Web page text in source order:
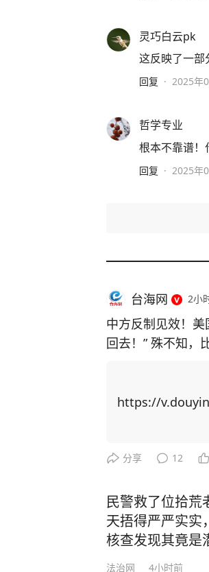
灵巧白云pk
这反映了一部
回复 · 2025年
哲学专业
根本不靠谱！
回复 · 2025年
台海网 2小
中方反制见效！
回去！” 殊不知，
博弈找筹码，居然把矛头指
更加激发中国的爆发力！ 举例，CNN主持人曾询问科技禁令是
方面全速前进。” 面对美国芯片封锁，中国3年实现半导体设备国产化率从12%跃至3
5%；稀土加工产
路”合作、RCEP贸易
压：中国无人机
https://
分享 12
民警救了位拾荒
天捂得严严实实
核查发现其竟是
法治网 4小时前